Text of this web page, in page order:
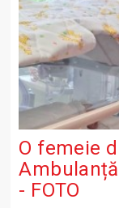
O femeie
- FOTO